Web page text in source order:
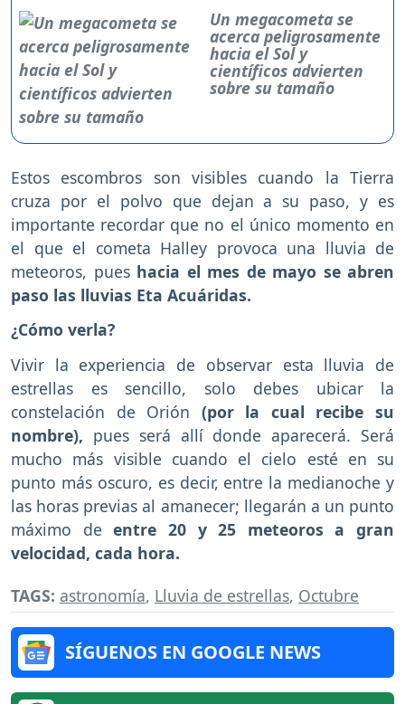
Un megacometa se
acerca peligrosamente
hacia el Sol y
científicos advierten
sobre su tamaño
Estos escombros son visibles cuando la Tierra
cruza por el polvo que dejan a su paso, y es
importante recordar que no el único momento en
el que el cometa Halley provoca una lluvia de
meteoros, pues hacia el mes de mayo se abren
paso las lluvias Eta Acuáridas.
¿Cómo verla?
Vivir la experiencia de observar esta lluvia de
estrellas es sencillo, solo debes ubicar la
constelación de Orión (por la cual recibe su
nombre), pues será allí donde aparecerá. Será
mucho más visible cuando el cielo esté en su
punto más oscuro, es decir, entre la medianoche y
las horas previas al amanecer; llegarán a un punto
máximo de entre 20 y 25 meteoros a gran
velocidad, cada hora.
TAGS: astronomía, Lluvia de estrellas, Octubre
SÍGUENOS EN GOOGLE NEWS